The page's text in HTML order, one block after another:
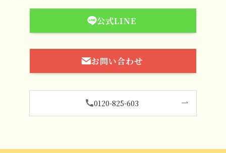
公式LINE
お問い合わせ
0120-825-603